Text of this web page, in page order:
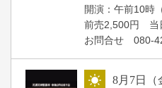
開演：午前10時
前売2,500円 当
お問合せ 080-
8月 7日（